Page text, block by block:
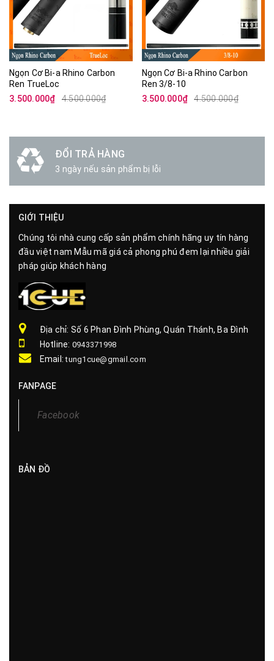
Ngọn Cơ Bi-a Rhino Carbon
Ren TrueLoc
3.500.000₫
4.500.000₫
Ngọn Cơ Bi-a Rhino Carbon
Ren 3/8-10
3.500.000₫
4.500.000₫
ĐỔI TRẢ HÀNG
3 ngày nếu sản phẩm bị lỗi
GIỚI THIỆU
Chúng tôi nhà cung cấp sản phẩm chính hãng uy tín hàng
đầu việt nam Mẫu mã giá cả phong phú đem lại nhiều giải
pháp giúp khách hàng
Địa chỉ: Số 6 Phan Đình Phùng, Quán Thánh, Ba Đình
Hotline: 0943371998
Email:tung1cue@gmail.com
FANPAGE
Facebook
BẢN ĐỒ